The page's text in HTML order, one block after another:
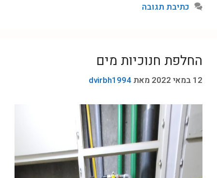
כתיבת תגובה
החלפת חנוכיות מים
12 במאי 2022 מאת dvirbh1994